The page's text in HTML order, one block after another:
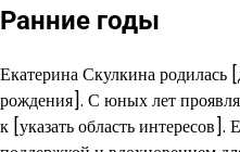
Ранние годы
Екатерина Скулкина родилась
рождения]. С юных лет
к [указать область